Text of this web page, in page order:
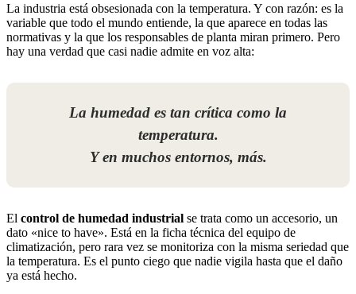
La industria está obsesionada con la temperatura. Y con razón: es la
variable que todo el mundo entiende, la que aparece en todas las
normativas y la que los responsables de planta miran primero. Pero
hay una verdad que casi nadie admite en voz alta:
La humedad es tan crítica como la
temperatura.
Y en muchos entornos, más.
El control de humedad industrial se trata como un accesorio, un
dato «nice to have». Está en la ficha técnica del equipo de
climatización, pero rara vez se monitoriza con la misma seriedad que
la temperatura. Es el punto ciego que nadie vigila hasta que el daño
ya está hecho.